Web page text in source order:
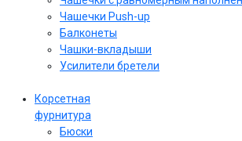
Чашечки Push-up
Балконеты
Чашки-вкладыши
Усилители бретели
Корсетная
фурнитура
Бюски